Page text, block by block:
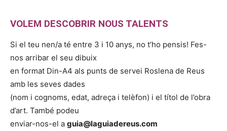
VOLEM DESCOBRIR NOUS TALENTS
Si el teu nen/a té entre 3 i 10 anys, no t’ho pensis! Fes-
nos arribar el seu dibuix
en format Din-A4 als punts de servei Roslena de Reus
amb les seves dades
(nom i cognoms, edat, adreça i telèfon) i el títol de l’obra
d’art. També podeu
enviar-nos-el a guia@laguiadereus.com